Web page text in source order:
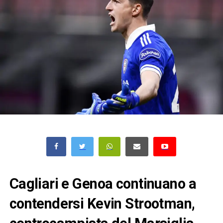
Cagliari e Genoa continuano a
contendersi Kevin Strootman,